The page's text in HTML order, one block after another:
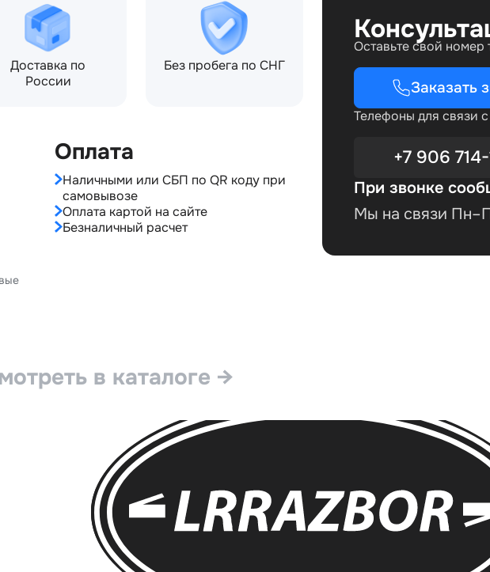
Доставка по
России
Без пробега по СНГ
Оплата
Наличными или СБП по QR коду при
самовывозе
Оплата картой на сайте
Безналичный расчет
Оставьте свой номер
Заказать
Телефоны для связи
+7 906
При звонке
Мы на связи
в каталоге →